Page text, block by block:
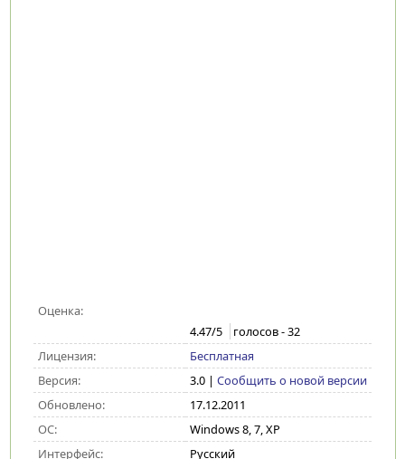
Оценка:
4.47/5 голосов -32
Лицензия:
Бесплатная
Версия:
3.0| Сообщить о новой версии
Обновлено:
17.12.2011
ОС:
Windows 8, 7, XP
Интерфейс:
Русский